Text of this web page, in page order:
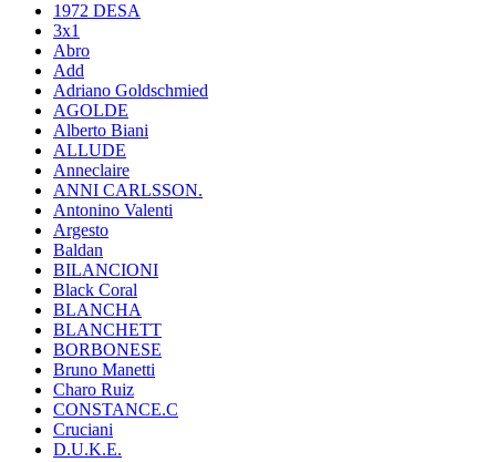
1972 DESA
3x1
Abro
Add
Adriano Goldschmied
AGOLDE
Alberto Biani
ALLUDE
Anneclaire
ANNI CARLSSON.
Antonino Valenti
Argesto
Baldan
BILANCIONI
Black Coral
BLANCHA
BLANCHETT
BORBONESE
Bruno Manetti
Charo Ruiz
CONSTANCE.C
Cruciani
D.U.K.E.